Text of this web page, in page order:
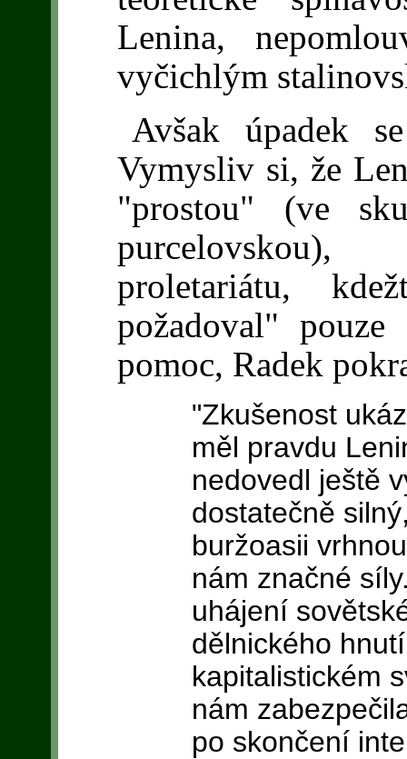
Lenina,
vyčichlým
Avšak úpadek
Vymysliv si, že
"prostou" (ve
proletariátu,
požadoval"
pomoc, Radek
"Zkušenost
měl pravdu
nedovedl ještě
dostatečně
buržoasii
nám značné
uhájení
dělnického
kapitalistickém
nám
po skončení